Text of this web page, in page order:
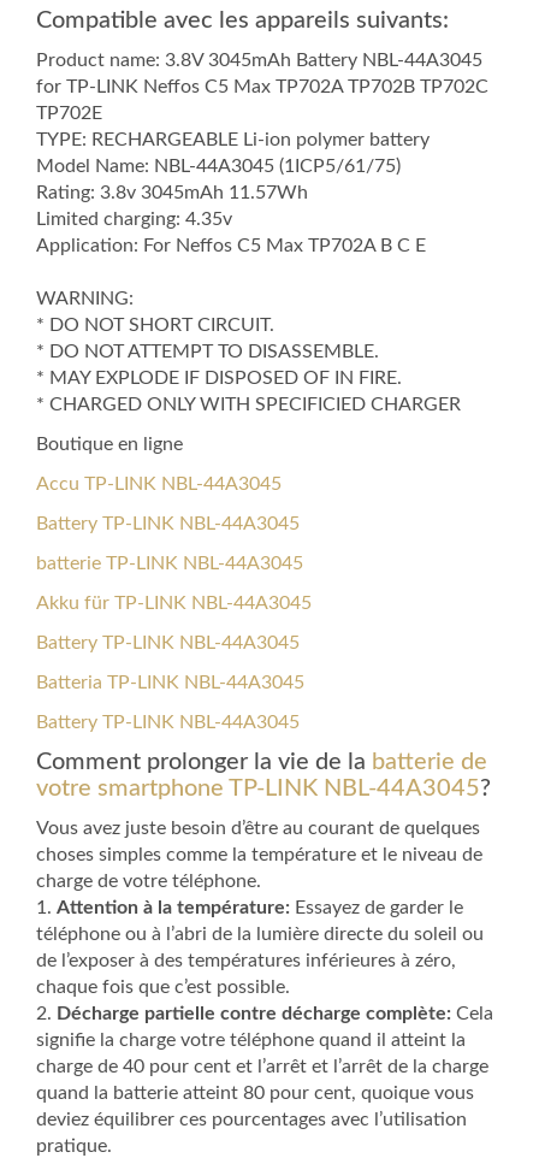
Compatible avec les appareils suivants:
Product name: 3.8V 3045mAh Battery NBL-44A3045
for TP-LINK Neffos C5 Max TP702A TP702B TP702C
TP702E
TYPE: RECHARGEABLE Li-ion polymer battery
Model Name: NBL-44A3045 (1ICP5/61/75)
Rating: 3.8v 3045mAh 11.57Wh
Limited charging: 4.35v
Application: For Neffos C5 Max TP702A B C E
WARNING:
* DO NOT SHORT CIRCUIT.
* DO NOT ATTEMPT TO DISASSEMBLE.
* MAY EXPLODE IF DISPOSED OF IN FIRE.
* CHARGED ONLY WITH SPECIFICIED CHARGER
Boutique en ligne
Accu TP-LINK NBL-44A3045
Battery TP-LINK NBL-44A3045
batterie TP-LINK NBL-44A3045
Akku für TP-LINK NBL-44A3045
Battery TP-LINK NBL-44A3045
Batteria TP-LINK NBL-44A3045
Battery TP-LINK NBL-44A3045
Comment prolonger la vie de la batterie de
votre smartphone TP-LINK NBL-44A3045?
Vous avez juste besoin d’être au courant de quelques
choses simples comme la température et le niveau de
charge de votre téléphone.
1. Attention à la température: Essayez de garder le
téléphone ou à l’abri de la lumière directe du soleil ou
de l’exposer à des températures inférieures à zéro,
chaque fois que c’est possible.
2. Décharge partielle contre décharge complète: Cela
signifie la charge votre téléphone quand il atteint la
charge de 40 pour cent et l’arrêt et l’arrêt de la charge
quand la batterie atteint 80 pour cent, quoique vous
deviez équilibrer ces pourcentages avec l’utilisation
pratique.